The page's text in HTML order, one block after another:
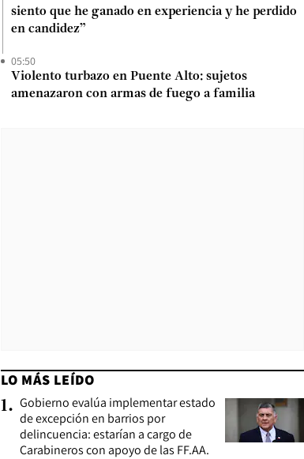
siento que he ganado en experiencia y he perdido
en candidez”
05:50
Violento turbazo en Puente Alto: sujetos
amenazaron con armas de fuego a familia
LO MÁS LEÍDO
1. Gobierno evalúa implementar estado
de excepción en barrios por
delincuencia: estarían a cargo de
Carabineros con apoyo de las FF.AA.